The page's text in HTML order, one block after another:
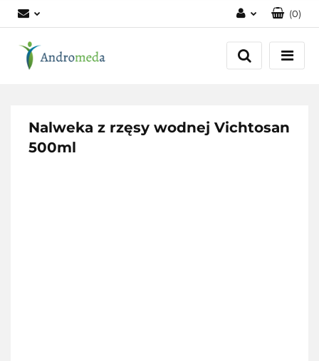
Zaloguj się
Zarejestruj się
(0)
Nalweka z rzęsy wodnej Vichtosan
500ml